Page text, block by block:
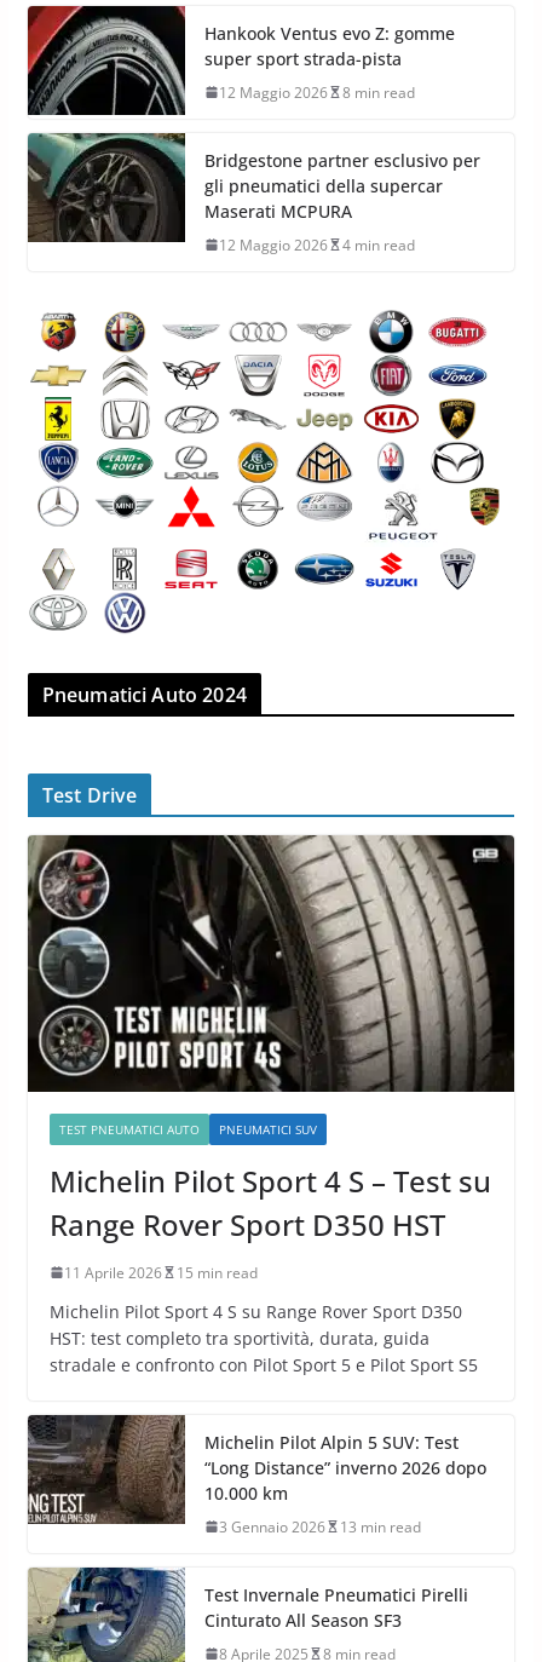
Hankook Ventus evo Z: gomme
super sport strada-pista
12 Maggio 2026 8 min read
Bridgestone partner esclusivo per
gli pneumatici della supercar
Maserati MCPURA
12 Maggio 2026 4 min read
Pneumatici Auto 2024
Test Drive
TEST PNEUMATICI AUTO PNEUMATICI SUV
Michelin Pilot Sport 4 S – Test su
Range Rover Sport D350 HST
11 Aprile 2026 15 min read
Michelin Pilot Sport 4 S su Range Rover Sport D350
HST: test completo tra sportività, durata, guida
stradale e confronto con Pilot Sport 5 e Pilot Sport S5
Michelin Pilot Alpin 5 SUV: Test
“Long Distance” inverno 2026 dopo
10.000 km
3 Gennaio 2026 13 min read
Test Invernale Pneumatici Pirelli
Cinturato All Season SF3
8 Aprile 2025 8 min read